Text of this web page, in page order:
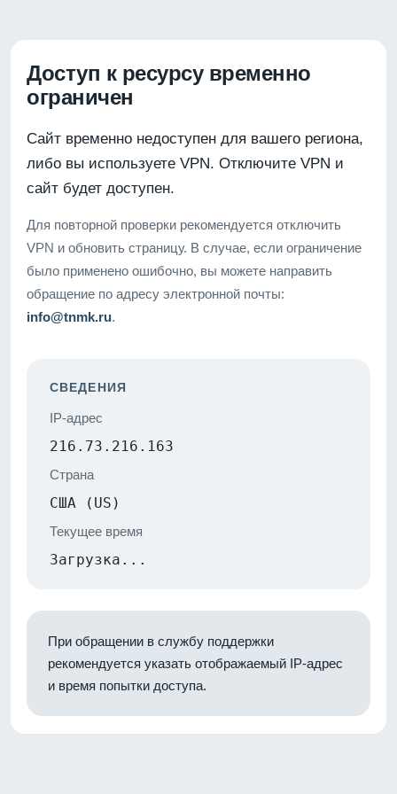
Доступ к ресурсу временно
ограничен
Сайт временно недоступен для вашего региона,
либо вы используете VPN. Отключите VPN и
сайт будет доступен.
Для повторной проверки рекомендуется отключить
VPN и обновить страницу. В случае, если ограничение
было применено ошибочно, вы можете направить
обращение по адресу электронной почты:
info@tnmk.ru.
СВЕДЕНИЯ
IP-адрес
216.73.216.163
Страна
США (US)
Текущее время
Загрузка...
При обращении в службу поддержки
рекомендуется указать отображаемый IP-адрес
и время попытки доступа.